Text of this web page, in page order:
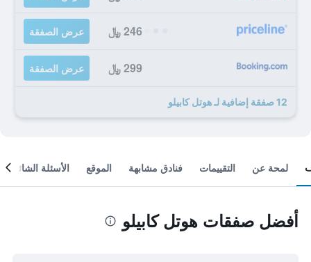
246 ﷼ عرض الصفقة
299 ﷼ عرض الصفقة
12 صفقة إضافية لـ هوتل كابيلو
لمحة عن التقييمات فنادق مشابهة الموقع الأسئلة الشائعة
أفضل صفقات هوتل كابيلو